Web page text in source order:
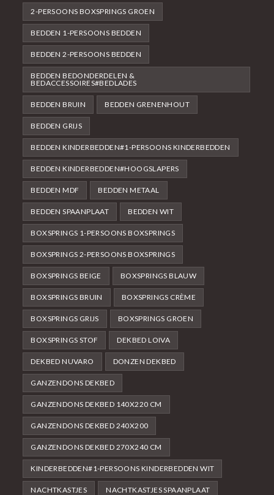
2-PERSOONS BOXSPRINGS GROEN
BEDDEN 1-PERSOONS BEDDEN
BEDDEN 2-PERSOONS BEDDEN
BEDDEN BEDONDERDELEN &
BEDACCESSOIRES#BEDLADES
BEDDEN BRUIN BEDDEN GRENENHOUT
BEDDEN GRIJS
BEDDEN KINDERBEDDEN#1-PERSOONS KINDERBEDDEN
BEDDEN KINDERBEDDEN#HOOGSLAPERS
BEDDEN MDF BEDDEN METAAL
BEDDEN SPAANPLAAT BEDDEN WIT
BOXSPRINGS 1-PERSOONS BOXSPRINGS
BOXSPRINGS 2-PERSOONS BOXSPRINGS
BOXSPRINGS BEIGE BOXSPRINGS BLAUW
BOXSPRINGS BRUIN BOXSPRINGS CRÈME
BOXSPRINGS GRIJS BOXSPRINGS GROEN
BOXSPRINGS STOF DEKBED LOIVA
DEKBED NUVARO DONZEN DEKBED
GANZENDONS DEKBED
GANZENDONS DEKBED 140X220 CM
GANZENDONS DEKBED 240X200
GANZENDONS DEKBED 270X240 CM
KINDERBEDDEN#1-PERSOONS KINDERBEDDEN WIT
NACHTKASTJES NACHTKASTJES SPAANPLAAT